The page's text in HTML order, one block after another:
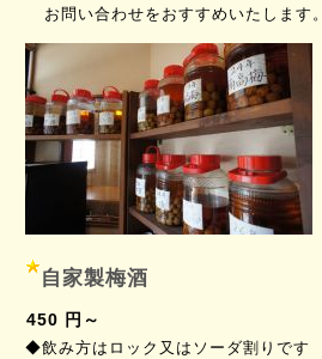
お問い合わせをおすすめいたします。
自家製梅酒
450 円～
◆飲み方はロック又はソーダ割りです